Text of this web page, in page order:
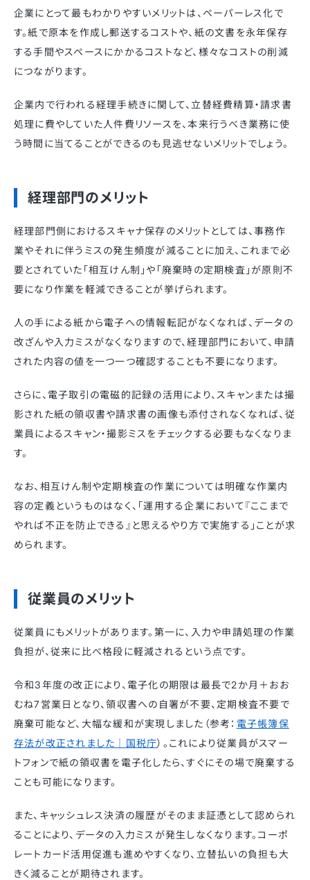
企業にとって最もわかりやすいメリットは、ペーパーレス化で
す。紙で原本を作成し郵送するコストや、紙の文書を永年保存
する手間やスペースにかかるコストなど、様々なコストの削減
につながります。
企業内で行われる経理手続きに関して、立替経費精算・請求書
処理に費やしていた人件費リソースを、本来行うべき業務に使
う時間に当てることができるのも見逃せないメリットでしょう。
経理部門のメリット
経理部門側におけるスキャナ保存のメリットとしては、事務作
業やそれに伴うミスの発生頻度が減ることに加え、これまで必
要とされていた「相互けん制」や「廃棄時の定期検査」が原則不
要になり作業を軽減できることが挙げられます。
人の手による紙から電子への情報転記がなくなれば、データの
改ざんや入力ミスがなくなりますので、経理部門において、申請
された内容の値を一つ一つ確認することも不要になります。
さらに、電子取引の電磁的記録の活用により、スキャンまたは撮
影された紙の領収書や請求書の画像も添付されなくなれば、従
業員によるスキャン・撮影ミスをチェックする必要もなくなりま
す。
なお、相互けん制や定期検査の作業については明確な作業内
容の定義というものはなく、「運用する企業において『ここまで
やれば不正を防止できる』と思えるやり方で実施する」ことが求
められます。
従業員のメリット
従業員にもメリットがあります。第一に、入力や申請処理の作業
負担が、従来に比べ格段に軽減されるという点です。
令和3年度の改正により、電子化の期限は最長で2か月＋おお
むね7営業日となり、領収書への自署が不要、定期検査不要で
廃棄可能など、大幅な緩和が実現しました（参考： 電子帳簿保
存法が改正されました｜国税庁）。これにより従業員がスマー
トフォンで紙の領収書を電子化したら、すぐにその場で廃棄する
ことも可能になります。
また、キャッシュレス決済の履歴がそのまま証憑として認められ
ることにより、データの入力ミスが発生しなくなります。コーポ
レートカード活用促進も進めやすくなり、立替払いの負担も大
きく減ることが期待されます。